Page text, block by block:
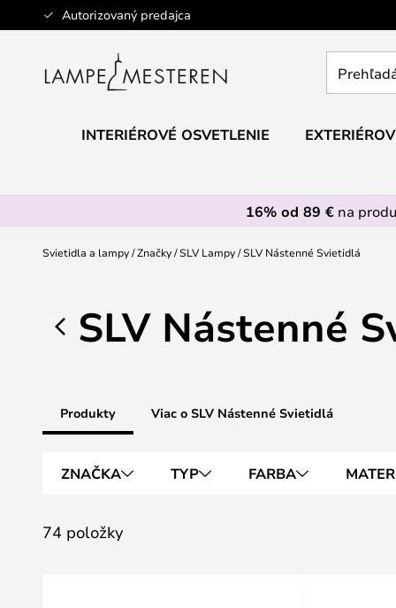
Autorizovaný predajca
Skip
to
obchod
INTERIÉROVÉ OSVETLENIE
16% od 89 €na
Svietidla a lampy Značky SLV Lampy SLV Nástenné Svietidlá
SLV Nástenné
Produkty Viac o SLV Nástenné Svietidlá
ZNAČKA TYP FARBA
74 položky